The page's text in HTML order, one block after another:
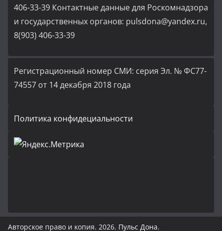
406-33-39 Контактные данные для Роскомнадзора
и государственных органов: pulsdona@yandex.ru,
8(903) 406-33-39
Регистрационный номер СМИ: серия Эл. № ФС77-
74557 от 14 декабря 2018 года
Политика конфидециальности
Авторское право и копия. 2026. Пульс Дона.